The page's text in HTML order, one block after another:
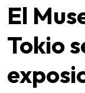
El
Tokio